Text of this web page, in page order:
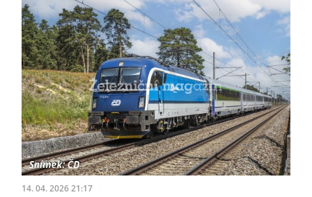
14. 04. 2026 21:17